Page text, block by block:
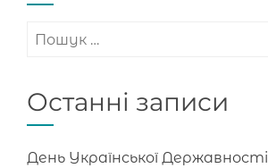
Пошук:
Останні записи
День Української Державності